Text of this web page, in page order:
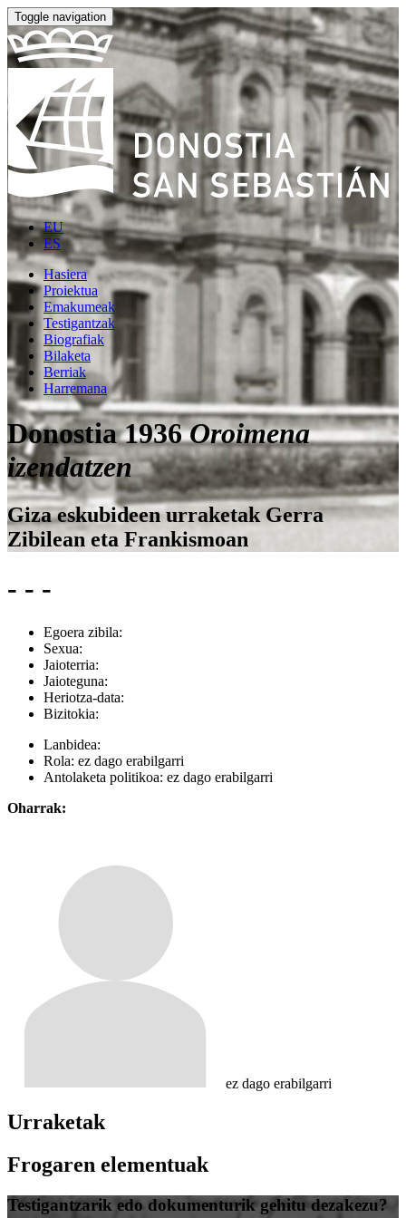
Toggle navigation
EU
ES
Hasiera
Proiektua
Emakumeak
Testigantzak
Biografiak
Bilaketa
Berriak
Harremana
Donostia 1936Oroimena
izendatzen
Giza eskubideen urraketak Gerra
Zibilean eta Frankismoan
- - -
Egoera zibila:
Sexua:
Jaioterria:
Jaioteguna:
Heriotza-data:
Bizitokia:
Lanbidea:
Rola: ez dago erabilgarri
Antolaketa politikoa: ez dago erabilgarri
Oharrak:
ez dago erabilgarri
Urraketak
Frogaren elementuak
Testigantzarik edo dokumenturik gehitu dezakezu?